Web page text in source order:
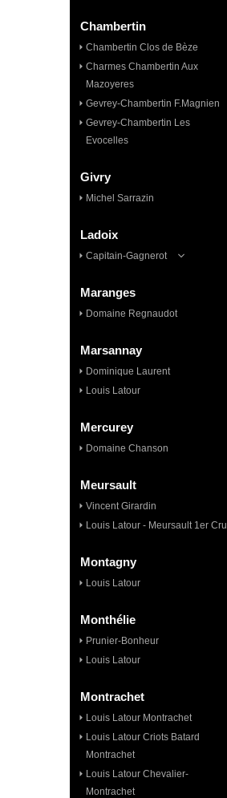
Chambertin
Chambertin Clos de Bèze
Charmes Chambertin Aux
Mazoyeres
Gevrey-Chambertin F.Magnien
Gevrey-Chambertin Les
Evocelles
Givry
Michel Sarrazin
Ladoix
Capitain-Gagnerot
Maranges
Domaine Regnaudot
Marsannay
Dominique Laurent
Louis Latour
Mercurey
Domaine Chanson
Meursault
Vincent Girardin
Louis Latour - Meursault 1er Cru
Montagny
Louis Latour
Monthélie
Prunier-Bonheur
Louis Latour
Montrachet
Louis Latour Montrachet
Louis Latour Criots Batard
Montrachet
Louis Latour Chevalier-
Montrachet